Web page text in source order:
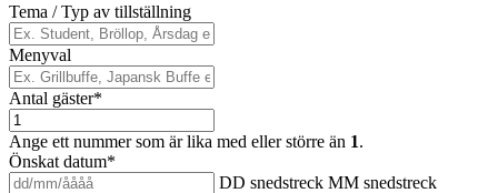
Tema / Typ av tillställning
Menyval
Antal gäster*
Ange ett nummer som är lika med eller större än 1.
Önskat datum*
DD snedstreck MM snedstreck